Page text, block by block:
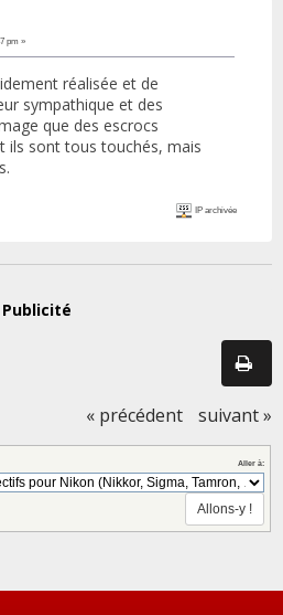
pm »
réalisée et de
sympathique et des
que des escrocs
ils sont tous touchés, mais
IP archivée
Publicité
« précédent suivant »
Aller à: